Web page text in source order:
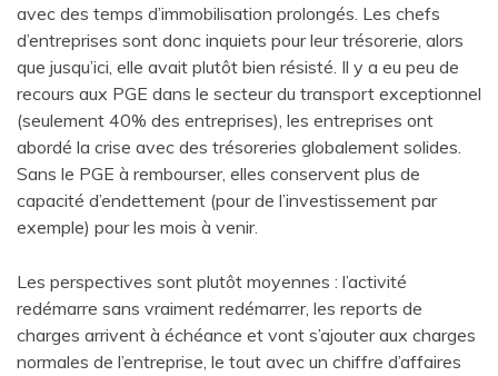
avec des temps d’immobilisation prolongés. Les chefs
d’entreprises sont donc inquiets pour leur trésorerie, alors
que jusqu’ici, elle avait plutôt bien résisté. Il y a eu peu de
recours aux PGE dans le secteur du transport exceptionnel
(seulement 40% des entreprises), les entreprises ont
abordé la crise avec des trésoreries globalement solides.
Sans le PGE à rembourser, elles conservent plus de
capacité d’endettement (pour de l’investissement par
exemple) pour les mois à venir.
Les perspectives sont plutôt moyennes : l’activité
redémarre sans vraiment redémarrer, les reports de
charges arrivent à échéance et vont s’ajouter aux charges
normales de l’entreprise, le tout avec un chiffre d’affaires